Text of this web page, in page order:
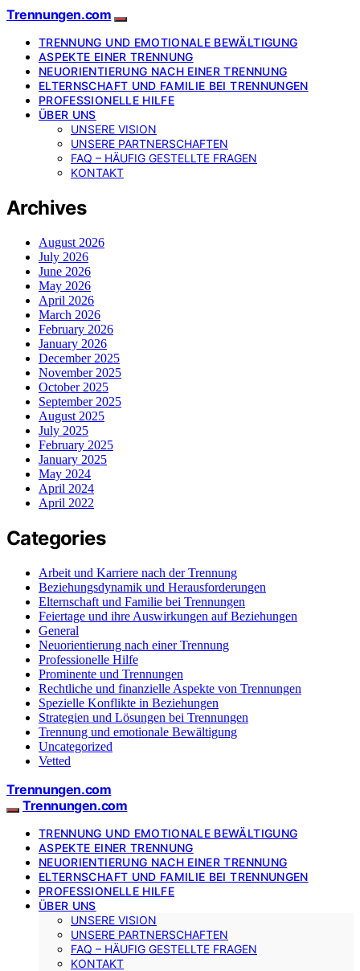
Trennungen.com
TRENNUNG UND EMOTIONALE BEWÄLTIGUNG
ASPEKTE EINER TRENNUNG
NEUORIENTIERUNG NACH EINER TRENNUNG
ELTERNSCHAFT UND FAMILIE BEI TRENNUNGEN
PROFESSIONELLE HILFE
ÜBER UNS
UNSERE VISION
UNSERE PARTNERSCHAFTEN
FAQ – HÄUFIG GESTELLTE FRAGEN
KONTAKT
Archives
August 2026
July 2026
June 2026
May 2026
April 2026
March 2026
February 2026
January 2026
December 2025
November 2025
October 2025
September 2025
August 2025
July 2025
February 2025
January 2025
May 2024
April 2024
April 2022
Categories
Arbeit und Karriere nach der Trennung
Beziehungsdynamik und Herausforderungen
Elternschaft und Familie bei Trennungen
Feiertage und ihre Auswirkungen auf Beziehungen
General
Neuorientierung nach einer Trennung
Professionelle Hilfe
Prominente und Trennungen
Rechtliche und finanzielle Aspekte von Trennungen
Spezielle Konflikte in Beziehungen
Strategien und Lösungen bei Trennungen
Trennung und emotionale Bewältigung
Uncategorized
Vetted
Trennungen.com
Trennungen.com
TRENNUNG UND EMOTIONALE BEWÄLTIGUNG
ASPEKTE EINER TRENNUNG
NEUORIENTIERUNG NACH EINER TRENNUNG
ELTERNSCHAFT UND FAMILIE BEI TRENNUNGEN
PROFESSIONELLE HILFE
ÜBER UNS
UNSERE VISION
UNSERE PARTNERSCHAFTEN
FAQ – HÄUFIG GESTELLTE FRAGEN
KONTAKT